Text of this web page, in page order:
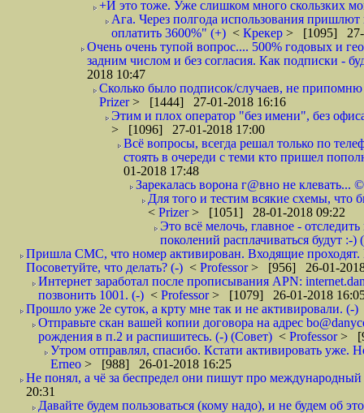
+И это тоже. Уже слишком много скользких
Ага. Через полгода использования
оплатить 3600%" (+) < Крекер > [1095] 27-
Очень очень тупой вопрос.... 500% годовых и
задним числом и без согласия. Как подписки -
2018 10:47
Сколько было подписок/случаев, не
Prizer> [1444] 27-01-2018 16:16
Этим и плох оператор "без имени", без
> [1096] 27-01-2018 17:00
Всё вопросы, всегда решал только по
стоять в очереди с теми кто пришел
01-2018 17:48
Зарекалась ворона г@вно не клевать...
Для того и тестим всякие схемы, что
< Prizer> [1051] 28-01-2018 09:22
Это всё мелочь, главное -
поколений расплачиваться будут :-)
Пришла СМС, что номер активирован. Входящие проходят.
Посоветуйте, что делать? (-) < Professor> [956] 26-01-
Интернет заработал после прописывания APN:
позвонить 1001. (-) < Professor> [1079] 26-01-2018
Прошло уже 2е суток, а крту мне так и не активировали. (-)
Отправьте скан вашей копии договора на адрес
рождения в п.2 и распишитесь. (-) (Совет) < Professor>
Утром отправлял, спасибо. Кстати активировать уже.
Erneo > [988] 26-01-2018 16:25
Не понял, а чё за беспредел они пишут про
20:31
Давайте будем пользоваться (кому надо), и не будем об